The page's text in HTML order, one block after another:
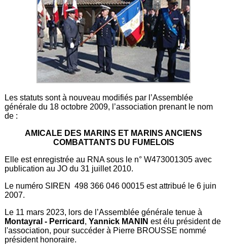
Les statuts sont à nouveau modifiés par l’Assemblée
générale du 18 octobre 2009, l’association prenant le nom
de :
AMICALE DES MARINS ET MARINS ANCIENS
COMBATTANTS DU FUMELOIS
Elle est enregistrée au RNA sous le n° W473001305 avec
publication au JO du 31 juillet 2010.
Le numéro SIREN 498 366 046 00015 est attribué le 6 juin
2007.
Le 11 mars 2023, lors de l’Assemblée générale tenue à
Montayral - Perricard ,Yannick MANINest élu président de
l'association, pour succéder à Pierre BROUSSE nommé
président honoraire.